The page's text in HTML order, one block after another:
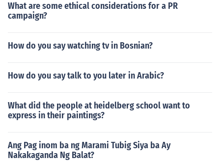
What are some ethical considerations for a PR
campaign?
How do you say watching tv in Bosnian?
How do you say talk to you later in Arabic?
What did the people at heidelberg school want to
express in their paintings?
Ang Pag inom ba ng Marami Tubig Siya ba Ay
Nakakaganda Ng Balat?